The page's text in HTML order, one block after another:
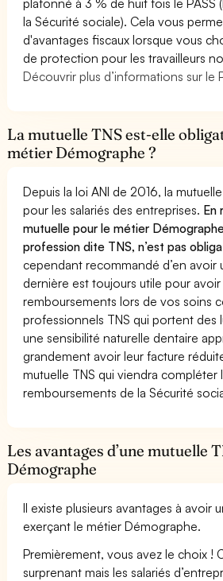
la Sécurité sociale). Cela vous
d'avantages fiscaux lorsque vous
de protection pour les travailleurs
Découvrir plus d’informations sur le
La mutuelle TNS est-elle
métier Démographe ?
Depuis la loi ANI de 2016, la
pour les salariés des entreprises. En
mutuelle pour le métier
profession dite TNS, n’est pas
cependant recommandé d’en avoir
dernière est toujours utile pour avoir
remboursements lors de vos soins
professionnels TNS qui portent des
une sensibilité naturelle dentaire
grandement avoir leur facture
mutuelle TNS qui viendra compléter
remboursements de la Sécurité
Les avantages d’une mutuelle
Démographe
Il existe plusieurs avantages à avoir
exerçant le métier Démographe.
Premièrement, vous avez le choix !
surprenant mais les salariés